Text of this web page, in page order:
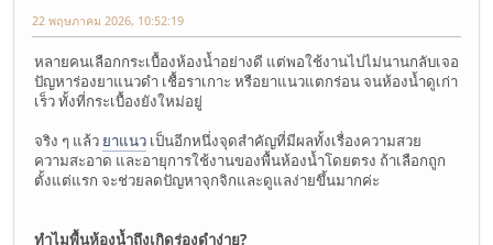
22 พฤษภาคม 2026, 10:52:19
หลายคนเลือกกระเบื้องห้องน้ำอย่างดี แต่พอใช้งานไปไม่นานกลับเจอ
ปัญหาร่องยาแนวดำ เชื้อราเกาะ หรือยาแนวแตกร่อน จนห้องน้ำดูเก่า
เร็ว ทั้งที่กระเบื้องยังใหม่อยู่
จริง ๆ แล้ว ยาแนว เป็นอีกหนึ่งจุดสำคัญที่มีผลทั้งเรื่องความสวย
ความสะอาด และอายุการใช้งานของพื้นห้องน้ำโดยตรง ถ้าเลือกถูก
ตั้งแต่แรก จะช่วยลดปัญหาจุกจิกและดูแลง่ายขึ้นมากค่ะ
ทำไมพื้นห้องน้ำถึงเกิดร่องดำง่าย?